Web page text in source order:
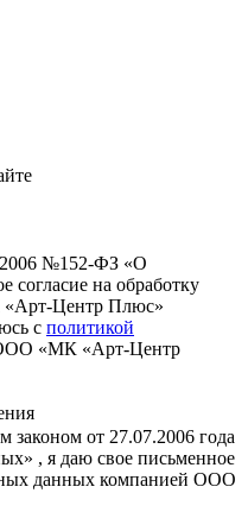
№152-ФЗ «О
согласие на обработку
Центр Плюс»
с политикой
«МК «Арт-Центр
законом от 27.07.2006 года
, я даю свое письменное
данных компанией ООО